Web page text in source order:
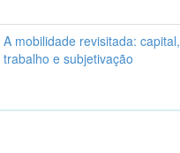
A mobilidade revisitada: capital,
trabalho e subjetivação